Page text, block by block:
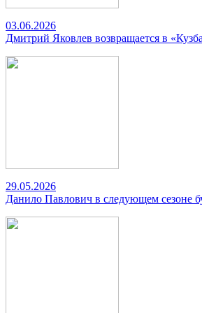
03.06.2026
Дмитрий Яковлев возвращается в
29.05.2026
Данило Павлович в следующем сезоне